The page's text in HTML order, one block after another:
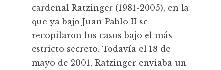
cardenal Ratzinger (1981-2005), en la
que ya bajo Juan Pablo II se
recopilaron los casos bajo el más
estricto secreto. Todavía el 18 de
mayo de 2001, Ratzinger enviaba un